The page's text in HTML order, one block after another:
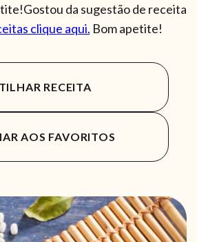
da sugestão de receita
clique aqui. Bom apetite!
RECEITA
AOS FAVORITOS